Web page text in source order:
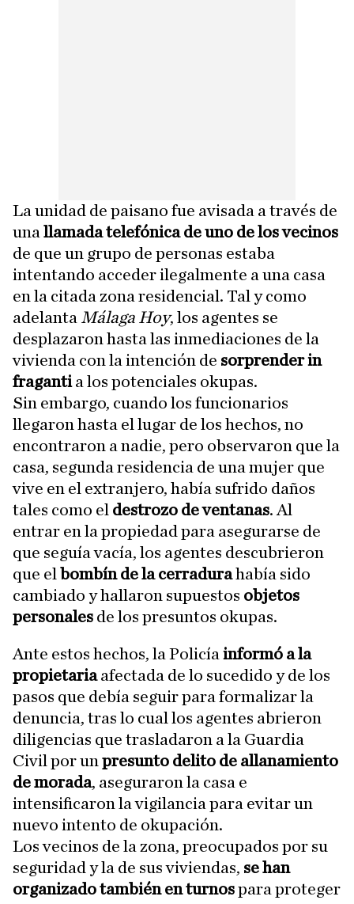
La unidad de paisano fue avisada a través de
una llamada telefónica de uno de los vecinos
de que un grupo de personas estaba
intentando acceder ilegalmente a una casa
en la citada zona residencial. Tal y como
adelanta Málaga Hoy, los agentes se
desplazaron hasta las inmediaciones de la
vivienda con la intención de sorprender in
fragantia los potenciales okupas.
Sin embargo, cuando los funcionarios
llegaron hasta el lugar de los hechos, no
encontraron a nadie, pero observaron que la
casa, segunda residencia de una mujer que
vive en el extranjero, había sufrido daños
tales como el destrozo de ventanas. Al
entrar en la propiedad para asegurarse de
que seguía vacía, los agentes descubrieron
que el bombín de la cerradurahabía sido
cambiado y hallaron supuestos objetos
personales de los presuntos okupas.
Ante estos hechos, la Policía informó a la
propietariaafectada de lo sucedido y de los
pasos que debía seguir para formalizar la
denuncia, tras lo cual los agentes abrieron
diligencias que trasladaron a la Guardia
Civil por un presunto delito de allanamiento
de morada, aseguraron la casa e
intensificaron la vigilancia para evitar un
nuevo intento de okupación.
Los vecinos de la zona, preocupados por su
seguridad y la de sus viviendas, se han
organizado también en turnospara proteger